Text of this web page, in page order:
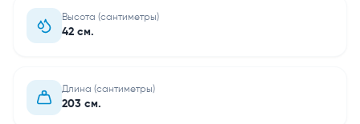
Высота (сантиметры)
42 см.
Длина (сантиметры)
203 см.